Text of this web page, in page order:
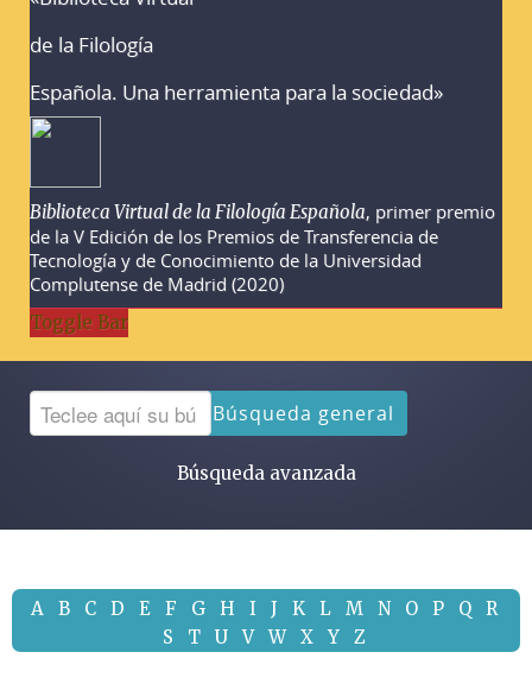
de la Filología
Española. Una herramienta para la sociedad»
Biblioteca Virtual de la Filología Española, primer premio
de la V Edición de los Premios de Transferencia de
Tecnología y de Conocimiento de la Universidad
Complutense de Madrid (2020)
Toggle Bar
Búsqueda general
Búsqueda avanzada
A B C D E F G H I J K L M N O P Q
R
S
T U V W X Y Z